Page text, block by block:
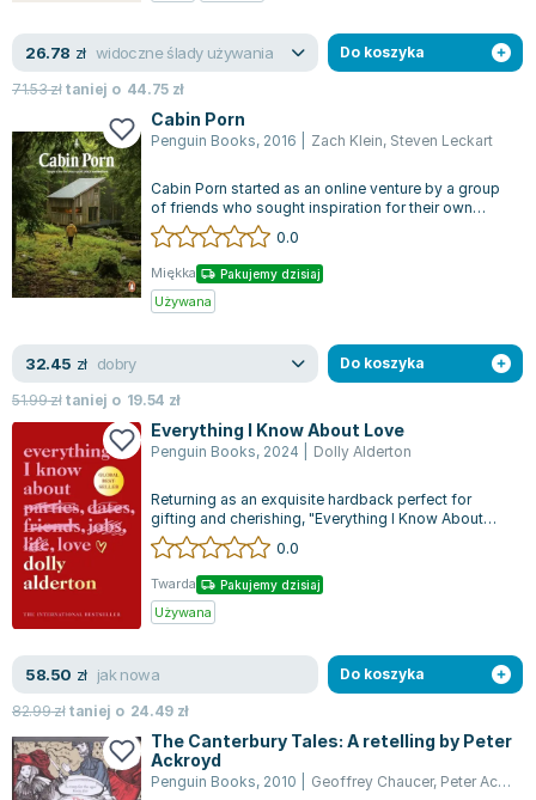
26.78 zł widoczne ślady używania
71.53złtaniej o 44.75 zł
Do koszyka
Cabin Porn
Penguin Books, 2016 Zach Klein, Steven Leckart
Cabin Porn started as an online venture by a group
of friends who sought inspiration for their own
cabin constructions. As they am...
0.0
Miękka Pakujemy dzisiaj
Używana
32.45 zł dobry
51.99złtaniej o 19.54 zł
Do koszyka
Everything I Know About Love
Penguin Books, 2024 Dolly Alderton
Returning as an exquisite hardback perfect for
gifting and cherishing, "Everything I Know About
Love" is a tribute to our female f...
0.0
Twarda Pakujemy dzisiaj
Używana
58.50 zł jak nowa
82.99złtaniej o 24.49 zł
Do koszyka
The Canterbury Tales: A retelling by Peter
Ackroyd
Penguin Books, 2010 Geoffrey Chaucer, Peter Ackroyd